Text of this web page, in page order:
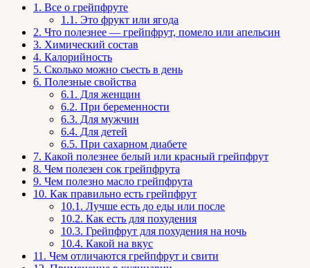
1. Все о грейпфруте
1.1. Это фрукт или ягода
2. Что полезнее — грейпфрут, помело или апельсин
3. Химический состав
4. Калорийность
5. Сколько можно съесть в день
6. Полезные свойства
6.1. Для женщин
6.2. При беременности
6.3. Для мужчин
6.4. Для детей
6.5. При сахарном диабете
7. Какой полезнее белый или красный грейпфрут
8. Чем полезен сок грейпфрута
9. Чем полезно масло грейпфрута
10. Как правильно есть грейпфрут
10.1. Лучше есть до еды или после
10.2. Как есть для похудения
10.3. Грейпфрут для похудения на ночь
10.4. Какой на вкус
11. Чем отличаются грейпфрут и свити